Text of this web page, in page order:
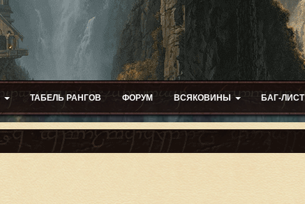
ТАБЕЛЬ РАНГОВ ФОРУМ ВСЯКОВИНЫ БАГ-ЛИСТ